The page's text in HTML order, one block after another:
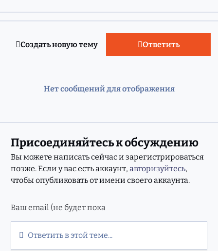
Создать новую тему Ответить
Нет сообщений для отображения
Присоединяйтесь к обсуждению
Вы можете написать сейчас и зарегистрироваться
позже. Если у вас есть аккаунт,авторизуйтесь,
чтобы опубликовать от имени своего аккаунта.
Ответить в этой теме...